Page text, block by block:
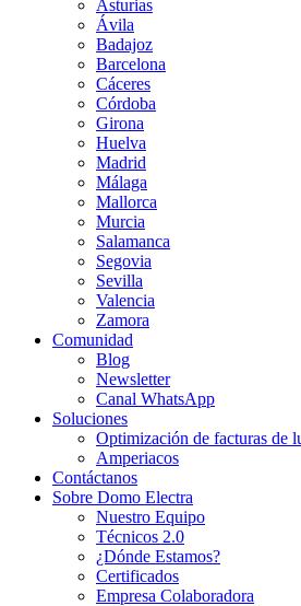
Asturias
Ávila
Badajoz
Barcelona
Cáceres
Córdoba
Girona
Huelva
Madrid
Málaga
Mallorca
Murcia
Salamanca
Segovia
Sevilla
Valencia
Zamora
Comunidad
Blog
Newsletter
Canal WhatsApp
Soluciones
Optimización de facturas de
Amperiacos
Contáctanos
Sobre Domo Electra
Nuestro Equipo
Técnicos 2.0
¿Dónde Estamos?
Certificados
Empresa Colaboradora